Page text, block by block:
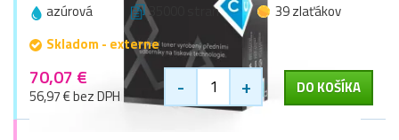
azúrová 35000 stran
39 zlaťákov
Skladom - externe
70,07 €
56,97 € bez DPH - + DO KOŠÍKA